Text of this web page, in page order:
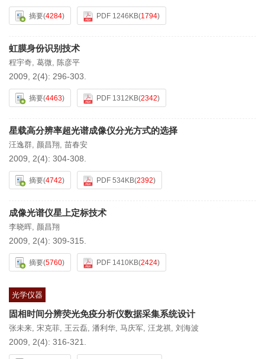
摘要(4284) PDF 1246KB(1794)
虹膜身份识别技术
程宇奇, 葛微, 陈彦平
2009, 2(4): 296-303.
摘要(4463) PDF 1312KB(2342)
星载高分辨率超光谱成像仪分光方式的选择
汪逸群, 颜昌翔, 苗春安
2009, 2(4): 304-308.
摘要(4742) PDF 534KB(2392)
成像光谱仪星上定标技术
李晓晖, 颜昌翔
2009, 2(4): 309-315.
摘要(5760) PDF 1410KB(2424)
光学仪器
固相时间分辨荧光免疫分析仪数据采集系统设计
张未来, 宋克菲, 王云磊, 潘利华, 马庆军, 汪龙祺, 刘海波
2009, 2(4): 316-321.